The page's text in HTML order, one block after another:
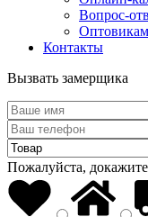
Вопрос-
Оптовикам
Контакты
Вызвать замерщика
Пожалуйста,